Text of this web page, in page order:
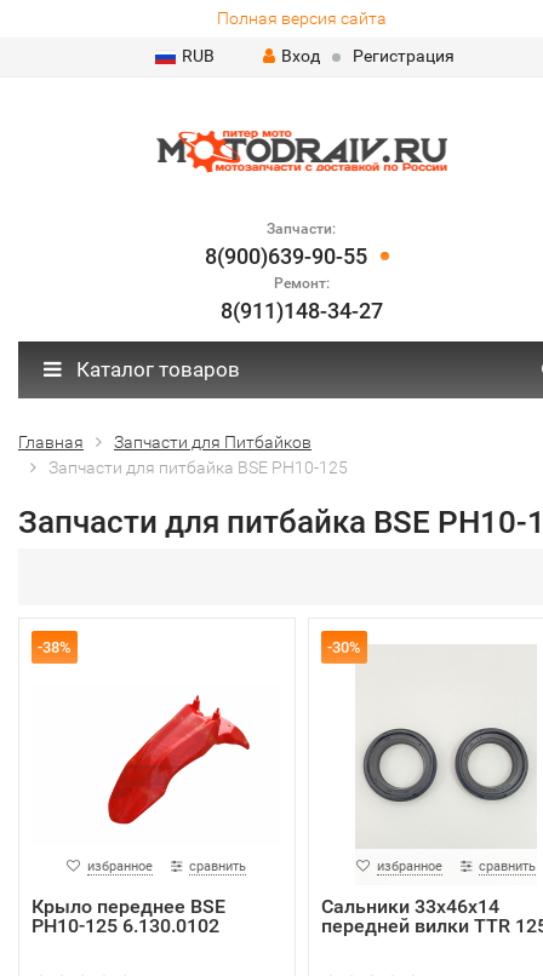
Полная версия сайта
RUB
Вход Регистрация
Запчасти:
8(900)639-90-55
Ремонт:
8(911)148-34-27
Каталог товаров
Главная
Запчасти для Питбайков
Запчасти для питбайка BSE PH10-125
Запчасти для питбайка BSE PH10-
-38%
избранное сравнить
Крыло переднее BSE
PH10-125 6.130.0102
-30%
избранное сравнить
Сальники 33х46х14
передней вилки TTR